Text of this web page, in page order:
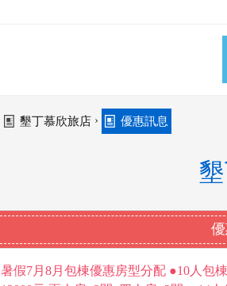
墾丁慕欣旅店 › 優惠訊息
暑假7月8月包棟優惠房型分配 ●10人包